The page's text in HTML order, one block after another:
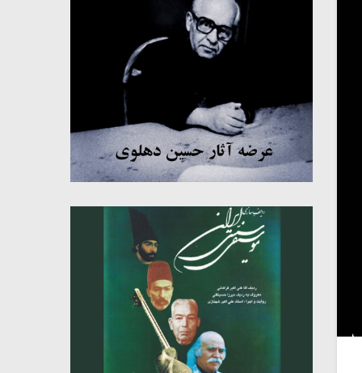
میکلوش روژا